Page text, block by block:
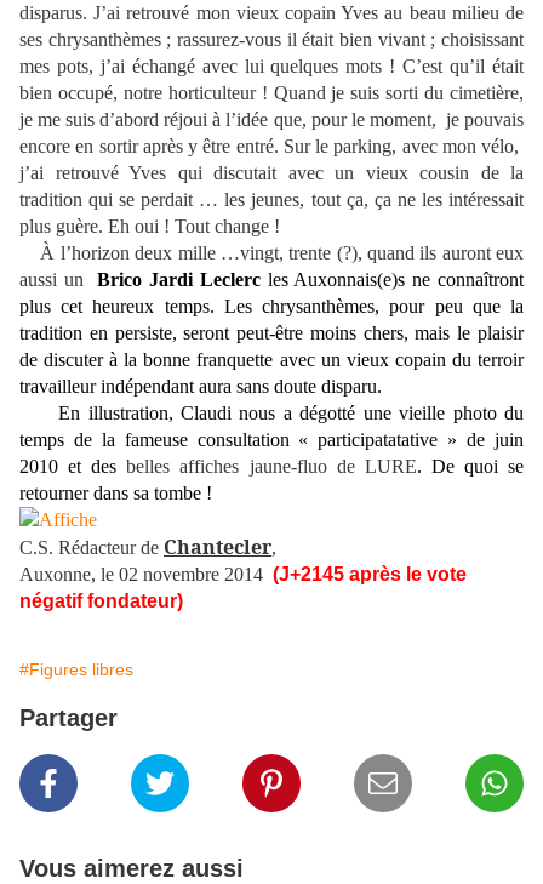
disparus. J’ai retrouvé mon vieux copain Yves au beau milieu de
ses chrysanthèmes ; rassurez-vous il était bien vivant ; choisissant
mes pots, j’ai échangé avec lui quelques mots ! C’est qu’il était
bien occupé, notre horticulteur ! Quand je suis sorti du cimetière,
je me suis d’abord réjoui à l’idée que, pour le moment, je pouvais
encore en sortir après y être entré. Sur le parking, avec mon vélo,
j’ai retrouvé Yves qui discutait avec un vieux cousin de la
tradition qui se perdait … les jeunes, tout ça, ça ne les intéressait
plus guère. Eh oui ! Tout change !
À l’horizon deux mille …vingt, trente (?), quand ils auront eux
aussi un
Brico Jardi Leclerc les Auxonnais(e)s ne connaîtront
plus cet heureux temps. Les chrysanthèmes, pour peu que la
tradition en persiste, seront peut-être moins chers, mais le plaisir
de discuter à la bonne franquette avec un vieux copain du terroir
travailleur indépendant aura sans doute disparu.
En illustration, Claudi nous a dégotté une vieille photo du
temps de la fameuse consultation « participatatative » de juin
2010 et des belles affiches jaune-fluo de LURE. De quoi se
retourner dans sa tombe !
C.S. Rédacteur de Chantecler,
Auxonne, le 02 novembre 2014 (J+2145 après le vote
négatif fondateur)
#Figures libres
Partager
Vous aimerez aussi